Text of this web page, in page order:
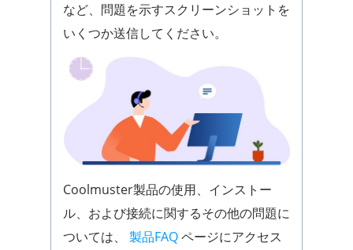
など、問題を示すスクリーンショットを
いくつか送信してください。
Coolmuster製品の使用、インストー
ル、および接続に関するその他の問題に
ついては、 製品FAQページにアクセス